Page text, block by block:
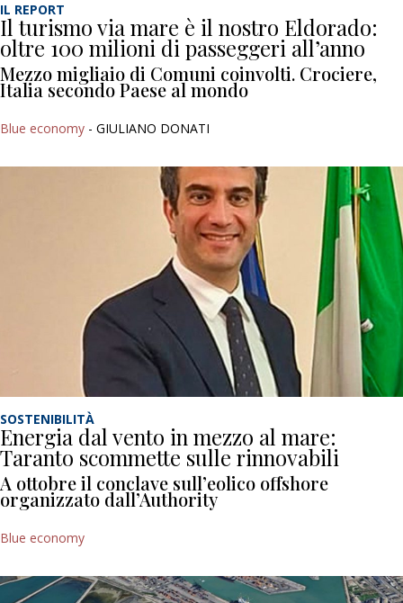
IL REPORT
Il turismo via mare è il nostro Eldorado:
oltre 100 milioni di passeggeri all’anno
Mezzo migliaio di Comuni coinvolti. Crociere,
Italia secondo Paese al mondo
Blue economy - GIULIANO DONATI
SOSTENIBILITÀ
Energia dal vento in mezzo al mare:
Taranto scommette sulle rinnovabili
A ottobre il conclave sull’eolico offshore
organizzato dall’Authority
Blue economy